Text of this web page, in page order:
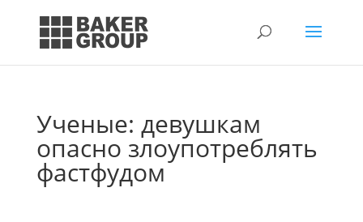
Ученые: девушкам
опасно злоупотреблять
фастфудом